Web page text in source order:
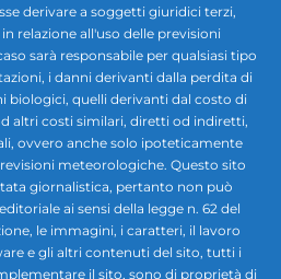
derivare a soggetti giuridici terzi,
relazione all'uso delle previsioni
sarà responsabile per qualsiasi tipo
i danni derivanti dalla perdita di
biologici, quelli derivanti dal costo di
altri costi similari, diretti od indiretti,
ovvero anche solo ipoteticamente
meteorologiche. Questo sito
giornalistica, pertanto non può
ai sensi della legge n. 62 del
le immagini, i caratteri, il lavoro
e gli altri contenuti del sito, tutti i
il sito, sono di proprietà di